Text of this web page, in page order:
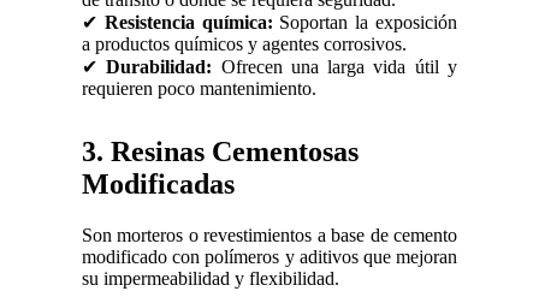
✔ Resistencia química: Soportan la exposición
a productos químicos y agentes corrosivos.
✔Durabilidad: Ofrecen una larga vida útil y
requieren poco mantenimiento.
3. Resinas Cementosas
Modificadas
Son morteros o revestimientos a base de cemento
modificado con polímeros y aditivos que mejoran
su impermeabilidad y flexibilidad.